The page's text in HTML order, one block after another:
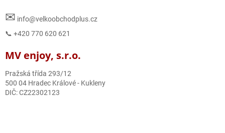
✉ info@velkoobchodplus.cz
📞 +420 770 620 621
MV enjoy, s.r.o.
Pražská třída 293/12
500 04 Hradec Králové - Kukleny
DIČ: CZ22302123